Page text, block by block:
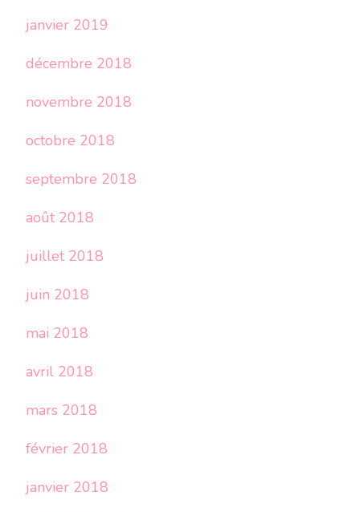
janvier 2019
décembre 2018
novembre 2018
octobre 2018
septembre 2018
août 2018
juillet 2018
juin 2018
mai 2018
avril 2018
mars 2018
février 2018
janvier 2018